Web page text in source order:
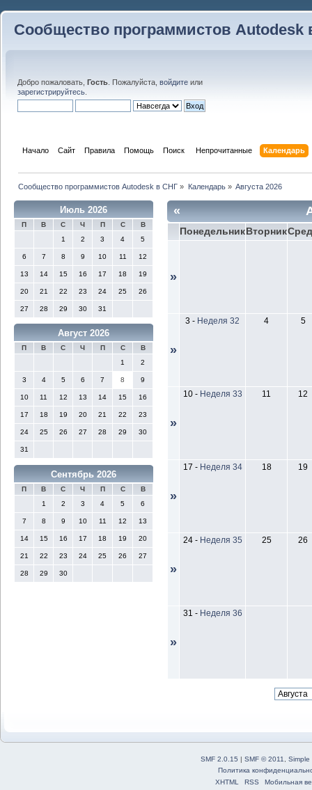
Сообщество программистов Autodesk
Добро пожаловать, Гость . Пожалуйста, войдите или
зарегистрируйтесь
Начало Сайт Правила Помощь Поиск Непрочитанные Календарь
Сообщество программистов Autodesk в СНГ » Календарь» Августа 2026
Июль 2026
П В С Ч П С
В
1
2 3 4 5
6 7 8 9 10 11 12
13 14 15 16 17 18 19
20 21 22 23 24 25 26
27 28 29 30 31
Август 2026
П В С Ч П С
В
1
2
3 4 5 6 7 8 9
10 11 12 13 14 15 16
17 18 19 20 21 22 23
24 25 26 27 28 29 30
31
Сентябрь 2026
П В С Ч П С
В
1
2 3 4 5 6
7 8 9 10 11 12 13
14 15 16 17 18 19 20
21 22 23 24 25 26 27
28 29 30
«
ПонедельникВторник
»
»
3 - Неделя 32 4 5
»
10- Неделя 33 11 12
»
17 - Неделя 34 18 19
»
24- Неделя 35 25 26
»
31 - Неделя 36
SMF 2.0.15 | SMF © 2011, Simple
Политика
XHTML
RSS Мобильная